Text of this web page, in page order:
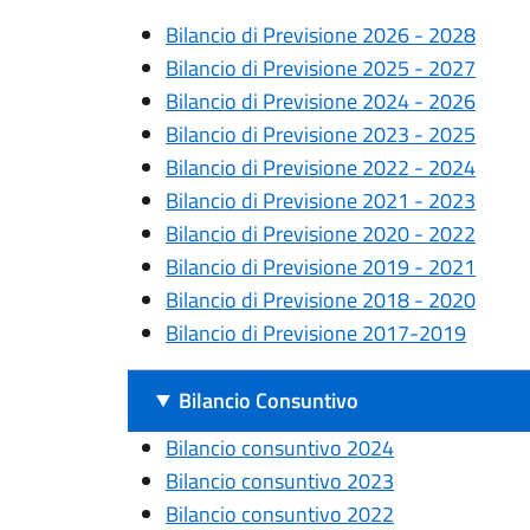
Bilancio di Previsione 2026 - 2028
Bilancio di Previsione 2025 - 2027
Bilancio di Previsione 2024 - 2026
Bilancio di Previsione 2023 - 2025
Bilancio di Previsione 2022 - 2024
Bilancio di Previsione 2021 - 2023
Bilancio di Previsione 2020 - 2022
Bilancio di Previsione 2019 - 2021
Bilancio di Previsione 2018 - 2020
Bilancio di Previsione 2017-2019
Bilancio Consuntivo
Bilancio consuntivo 2024
Bilancio consuntivo 2023
Bilancio consuntivo 2022